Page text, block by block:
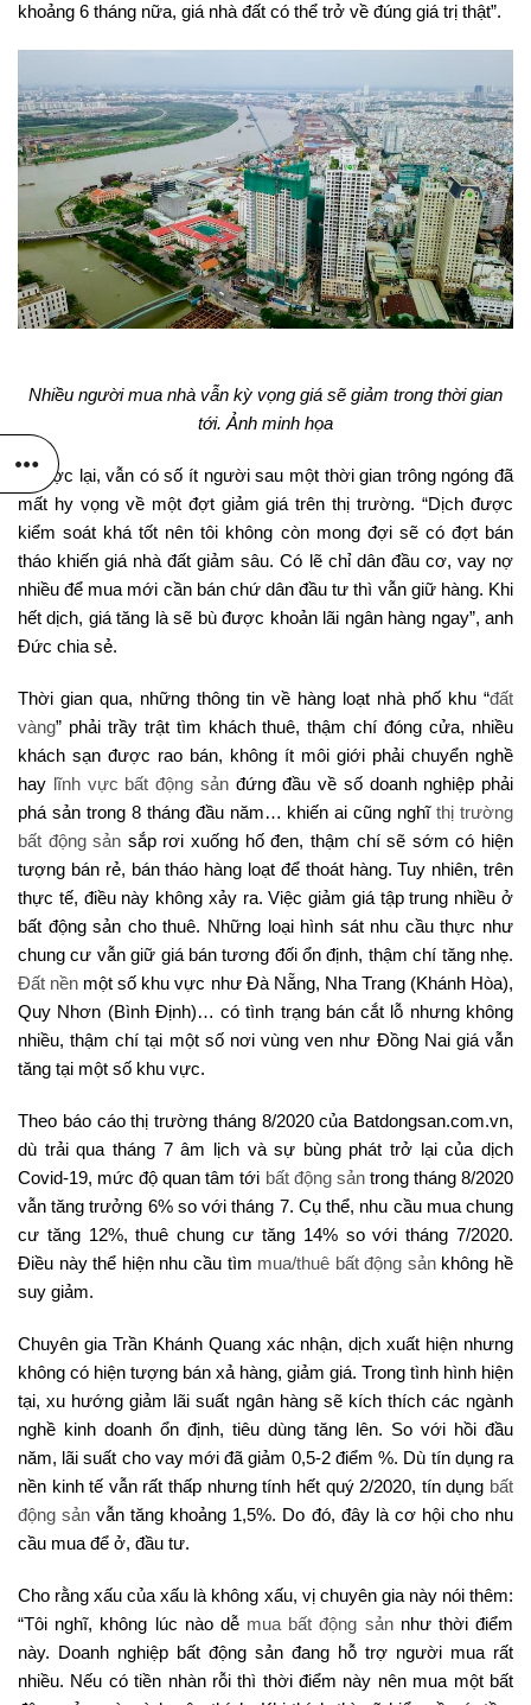
khoảng 6 tháng nữa, giá nhà đất có thể trở về đúng giá trị thật”.
Nhiều người mua nhà vẫn kỳ vọng giá sẽ giảm trong thời gian
tới. Ảnh minh họa
Ngược lại, vẫn có số ít người sau một thời gian trông ngóng đã
mất hy vọng về một đợt giảm giá trên thị trường. “Dịch được
kiểm soát khá tốt nên tôi không còn mong đợi sẽ có đợt bán
tháo khiến giá nhà đất giảm sâu. Có lẽ chỉ dân đầu cơ, vay nợ
nhiều để mua mới cần bán chứ dân đầu tư thì vẫn giữ hàng. Khi
hết dịch, giá tăng là sẽ bù được khoản lãi ngân hàng ngay”, anh
Đức chia sẻ.
Thời gian qua, những thông tin về hàng loạt nhà phố khu “đất
vàng” phải trầy trật tìm khách thuê, thậm chí đóng cửa, nhiều
khách sạn được rao bán, không ít môi giới phải chuyển nghề
hay lĩnh vực bất động sảnđứng đầu về số doanh nghiệp phải
phá sản trong 8 tháng đầu năm… khiến ai cũng nghĩthị trường
bất động sản sắp rơi xuống hố đen, thậm chí sẽ sớm có hiện
tượng bán rẻ, bán tháo hàng loạt để thoát hàng. Tuy nhiên, trên
thực tế, điều này không xảy ra. Việc giảm giá tập trung nhiều ở
bất động sản cho thuê. Những loại hình sát nhu cầu thực như
chung cư vẫn giữ giá bán tương đối ổn định, thậm chí tăng nhẹ.
Đất nền một số khu vực như Đà Nẵng, Nha Trang (Khánh Hòa),
Quy Nhơn (Bình Định)… có tình trạng bán cắt lỗ nhưng không
nhiều, thậm chí tại một số nơi vùng ven như Đồng Nai giá vẫn
tăng tại một số khu vực.
Theo báo cáo thị trường tháng 8/2020 của Batdongsan.com.vn,
dù trải qua tháng 7 âm lịch và sự bùng phát trở lại của dịch
Covid-19, mức độ quan tâm tới bất động sảntrong tháng 8/2020
vẫn tăng trưởng 6% so với tháng 7. Cụ thể, nhu cầu mua chung
cư tăng 12%, thuê chung cư tăng 14% so với tháng 7/2020.
Điều này thể hiện nhu cầu tìm mua/thuê bất động sảnkhông hề
suy giảm.
Chuyên gia Trần Khánh Quang xác nhận, dịch xuất hiện nhưng
không có hiện tượng bán xả hàng, giảm giá. Trong tình hình hiện
tại, xu hướng giảm lãi suất ngân hàng sẽ kích thích các ngành
nghề kinh doanh ổn định, tiêu dùng tăng lên. So với hồi đầu
năm, lãi suất cho vay mới đã giảm 0,5-2 điểm %. Dù tín dụng ra
nền kinh tế vẫn rất thấp nhưng tính hết quý 2/2020, tín dụng bất
động sản vẫn tăng khoảng 1,5%. Do đó, đây là cơ hội cho nhu
cầu mua để ở, đầu tư.
Cho rằng xấu của xấu là không xấu, vị chuyên gia này nói thêm:
“Tôi nghĩ, không lúc nào dễ mua bất động sảnnhư thời điểm
này. Doanh nghiệp bất động sản đang hỗ trợ người mua rất
nhiều. Nếu có tiền nhàn rỗi thì thời điểm này nên mua một bất